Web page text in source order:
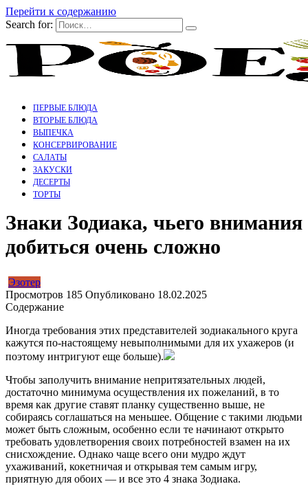
Перейти к содержанию
Search for:
ПЕРВЫЕ БЛЮДА
ВТОРЫЕ БЛЮДА
ВЫПЕЧКА
КОНСЕРВИРОВАНИЕ
САЛАТЫ
ЗАКУСКИ
ДЕСЕРТЫ
ТОРТЫ
Знаки Зодиака, чьего внимания
добиться очень сложно
Эзотер
Просмотров 185 Опубликовано 18.02.2025
Содержание
Иногда требования этих представителей зодиакального круга
кажутся по-настоящему невыполнимыми для их ухажеров (и
поэтому интригуют еще больше).
Чтобы заполучить внимание непритязательных людей,
достаточно минимума осуществления их пожеланий, в то
время как другие ставят планку существенно выше, не
собираясь соглашаться на меньшее. Общение с такими людьми
может быть сложным, особенно если те начинают открыто
требовать удовлетворения своих потребностей взамен на их
снисхождение. Однако чаще всего они мудро ждут
ухаживаний, кокетничая и открывая тем самым игру,
приятную для обоих — и все это 4 знака Зодиака.